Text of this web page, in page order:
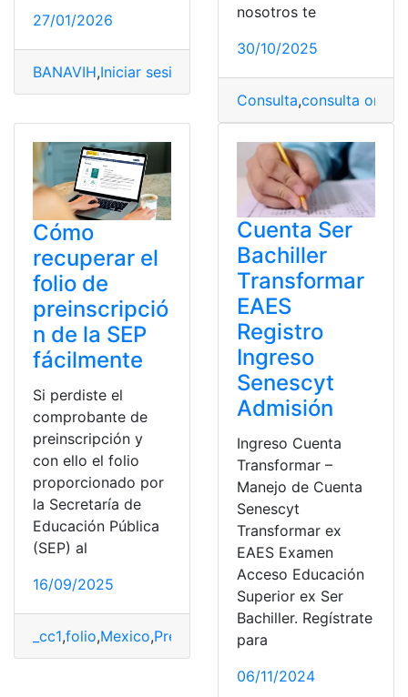
27/01/2026
BANAVIH,Iniciar sesión
nosotros te
30/10/2025
Consulta,consulta online
Cómo
recuperar el
folio de
preinscripció
n de la SEP
fácilmente
Si perdiste el
comprobante de
preinscripción y
con ello el folio
proporcionado por
la Secretaría de
Educación Pública
(SEP) al
16/09/2025
_cc1,folio,Mexico,Preinscripción,Recuperar
Cuenta Ser
Bachiller
Transformar
EAES
Registro
Ingreso
Senescyt
Admisión
Ingreso Cuenta
Transformar –
Manejo de Cuenta
Senescyt
Transformar ex
EAES Examen
Acceso Educación
Superior ex Ser
Bachiller. Regístrate
para
06/11/2024